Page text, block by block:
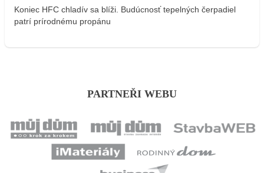
Koniec HFC chladív sa blíži. Budúcnosť tepelných čerpadiel
patrí prírodnému propánu
PARTNEŘI WEBU